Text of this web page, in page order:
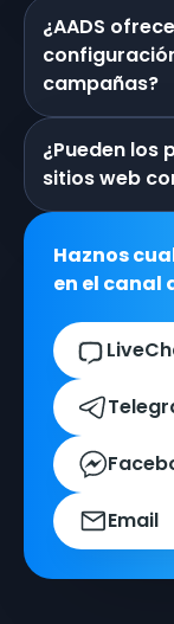
¿AADS
campañas?
¿Pueden los
sitios web
Haznos
en el canal
Email